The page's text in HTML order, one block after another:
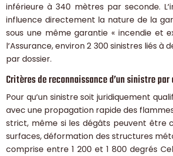
inférieure à 340 mètres par seconde.
influence directement la nature de la
sous une même garantie « incendie et
l’Assurance, environ 2 300 sinistres liés
par dossier.
Critères de reconnaissance d’un sinistre
Pour qu’un sinistre soit juridiquement
avec une propagation rapide des
strict, même si les dégâts peuvent être
surfaces, déformation des structures
comprise entre 1 200 et 1 800 degrés